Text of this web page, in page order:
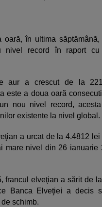
în ultima săptămână,
nivel record în raport cu
aur a crescut de la
este a doua oară
nou nivel record,
existente la nivel global.
a urcat de la 4.4812
mare nivel din 26 ianuarie
francul elveţian a sărit de
Banca Elveţiei a decis
schimb.